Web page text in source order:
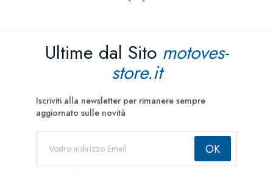
Ultime dal Sito motoves-
store.it
Iscriviti alla newsletter per rimanere sempre
aggiornato sulle novità